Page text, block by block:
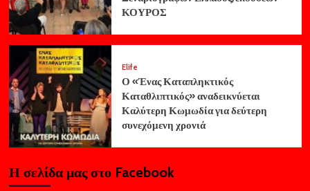
ΚΟΥΡΟΣ
Elife
Ο «Ένας Καταπληκτικός
Καταθλιπτικός» αναδεικνύεται
Καλύτερη Κωμωδία για δεύτερη
συνεχόμενη χρονιά
Η σελίδα μας στο Facebook